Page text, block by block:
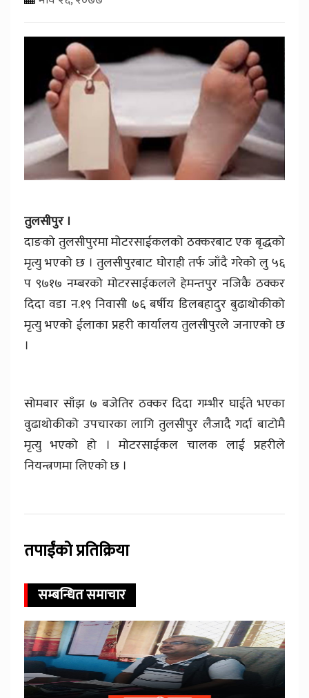
तुलसीपुर ।
दाङको तुलसीपुरमा मोटरसाईकलको ठक्करबाट एक बृद्धको
मृत्यु भएको छ । तुलसीपुरबाट घोराही तर्फ जाँदै गरेको लु ५६
प ९७१७ नम्बरको मोटरसाईकलले हेमन्तपुर नजिकै ठक्कर
दिदा वडा न.१९ निवासी ७६ बर्षीय डिलबहादुर बुढाथोकीको
मृत्यु भएको ईलाका प्रहरी कार्यालय तुलसीपुरले जनाएको छ
।
सोमबार साँझ ७ बजेतिर ठक्कर दिदा गम्भीर घाईते भएका
वुढाथोकीको उपचारका लागि तुलसीपुर लैजादै गर्दा बाटोमै
मृत्यु भएको हो । मोटरसाईकल चालक लाई प्रहरीले
नियन्त्रणमा लिएको छ ।
तपाईंको प्रतिक्रिया
सम्बन्धित समाचार